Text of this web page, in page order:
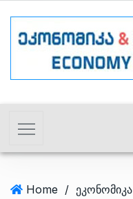
Home / ეკონომიკა